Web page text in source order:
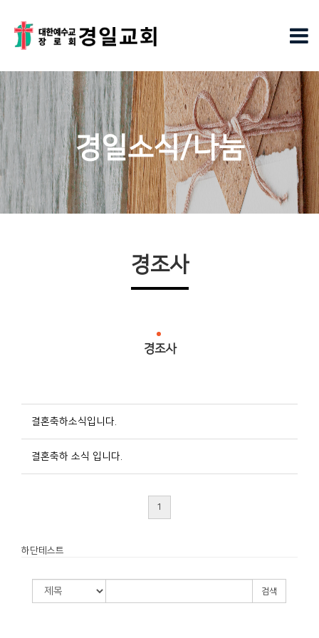
경일소식/나눔
경조사
경조사
결혼축하소식입니다.
결혼축하 소식 입니다.
1
하단테스트
검색